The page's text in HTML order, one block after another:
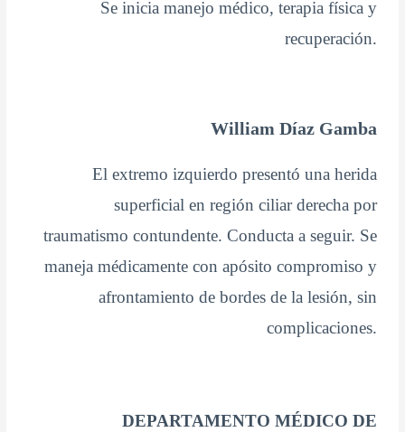
Se inicia manejo médico, terapia física y
recuperación.
William Díaz Gamba
El extremo izquierdo presentó una herida
superficial en región ciliar derecha por
traumatismo contundente. Conducta a seguir. Se
maneja médicamente con apósito compromiso y
afrontamiento de bordes de la lesión, sin
complicaciones.
DEPARTAMENTO MÉDICO DE